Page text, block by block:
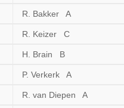
R. Bakker A
R. Keizer C
H. Brain B
P. Verkerk A
R. van Diepen A